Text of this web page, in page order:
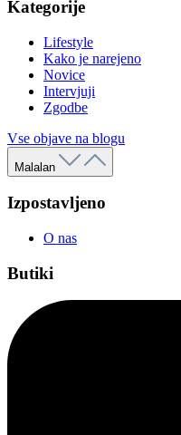
Kategorije
Lifestyle
Kako je narejeno
Novice
Intervjuji
Zgodbe
Vse objave na blogu
Malalan
Izpostavljeno
O nas
Butiki